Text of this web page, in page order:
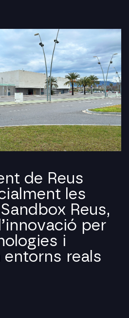
de Reus
les
Reus,
per
i
entorns reals